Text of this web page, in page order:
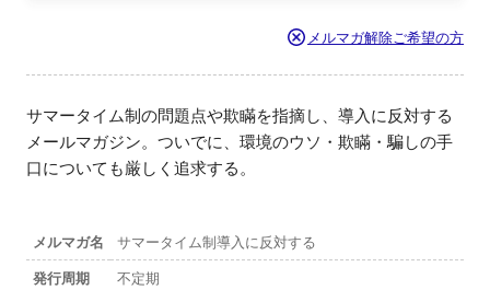
メルマガ解除ご希望の方
サマータイム制の問題点や欺瞞を指摘し、導入に反対する
メールマガジン。ついでに、環境のウソ・欺瞞・騙しの手
口についても厳しく追求する。
メルマガ名
サマータイム制導入に反対する
発行周期
不定期